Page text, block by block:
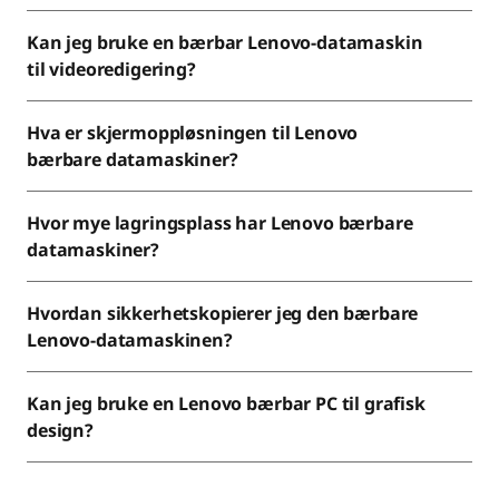
Kan jeg bruke en bærbar Lenovo-datamaskin
til videoredigering?
Hva er skjermoppløsningen til Lenovo
bærbare datamaskiner?
Hvor mye lagringsplass har Lenovo bærbare
datamaskiner?
Hvordan sikkerhetskopierer jeg den bærbare
Lenovo-datamaskinen?
Kan jeg bruke en Lenovo bærbar PC til grafisk
design?